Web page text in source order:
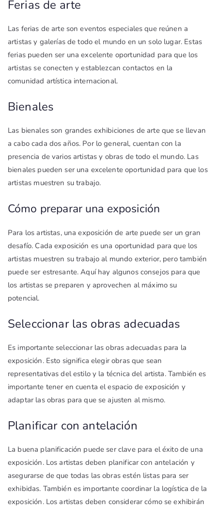
Ferias de arte
Las ferias de arte son eventos especiales que reúnen a
artistas y galerías de todo el mundo en un solo lugar. Estas
ferias pueden ser una excelente oportunidad para que los
artistas se conecten y establezcan contactos en la
comunidad artística internacional.
Bienales
Las bienales son grandes exhibiciones de arte que se llevan
a cabo cada dos años. Por lo general, cuentan con la
presencia de varios artistas y obras de todo el mundo. Las
bienales pueden ser una excelente oportunidad para que los
artistas muestren su trabajo.
Cómo preparar una exposición
Para los artistas, una exposición de arte puede ser un gran
desafío. Cada exposición es una oportunidad para que los
artistas muestren su trabajo al mundo exterior, pero también
puede ser estresante. Aquí hay algunos consejos para que
los artistas se preparen y aprovechen al máximo su
potencial.
Seleccionar las obras adecuadas
Es importante seleccionar las obras adecuadas para la
exposición. Esto significa elegir obras que sean
representativas del estilo y la técnica del artista. También es
importante tener en cuenta el espacio de exposición y
adaptar las obras para que se ajusten al mismo.
Planificar con antelación
La buena planificación puede ser clave para el éxito de una
exposición. Los artistas deben planificar con antelación y
asegurarse de que todas las obras estén listas para ser
exhibidas. También es importante coordinar la logística de la
exposición. Los artistas deben considerar cómo se exhibirán